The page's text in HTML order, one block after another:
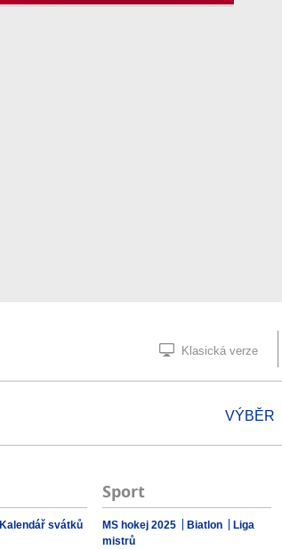
Klasická verze
VÝBĚR
Kalendář svátků
Sport
MS hokej 2025 Biatlon
Liga
mistrů